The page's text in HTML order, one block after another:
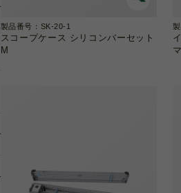
製品番号：SK-20-1
スコープケース シリコンバーセット
M